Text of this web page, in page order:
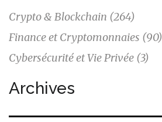
Crypto & Blockchain (264)
Finance et Cryptomonnaies (90)
Cybersécurité et Vie Privée (3)
Archives